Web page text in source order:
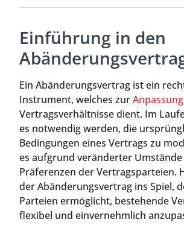
Einführung in den
Ein Abänderungsvertrag ist ein
Instrument, welches zurAnpassung
Vertragsverhältnisse dient. Im
es notwendig werden, die
Bedingungen eines Vertrags zu
es aufgrund veränderter
Präferenzen der Vertragsparteien.
der Abänderungsvertrag ins Spiel,
Parteien ermöglicht, bestehende
flexibel und einvernehmlich